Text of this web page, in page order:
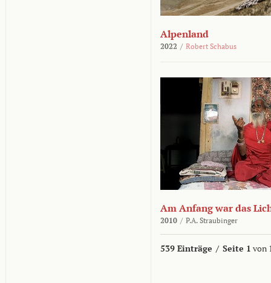
Alpenland
2022 / Robert Schabus
Am Anfang war das
2010 / P.A. Straubinger
539 Einträge / Seite 1 von